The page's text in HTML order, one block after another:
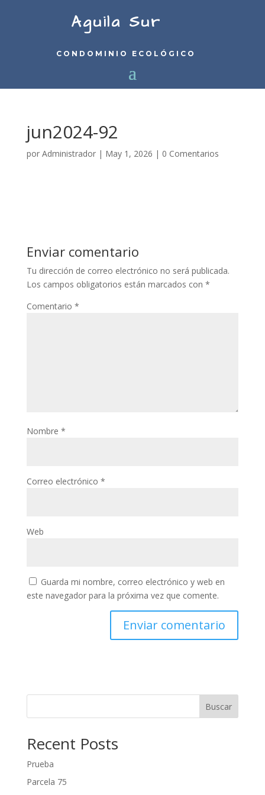
Aguila Sur
CONDOMINIO ECOLÓGICO
jun2024-92
por Administrador| May 1, 2026 | 0 Comentarios
Enviar comentario
Tu dirección de correo electrónico no será publicada.
Los campos obligatorios están marcados con *
Comentario *
Nombre *
Correo electrónico *
Web
Guarda mi nombre, correo electrónico y web en
este navegador para la próxima vez que comente.
Buscar
Recent Posts
Prueba
Parcela 75